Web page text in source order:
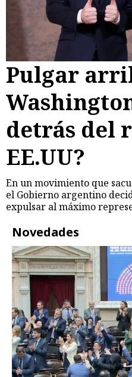
Pulgar
detrás del
EE.UU?
En un movimiento que
el Gobierno argentino
expulsar al máximo
Novedades